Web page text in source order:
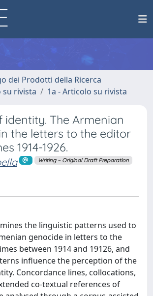
dei Prodotti della Ricerca
su rivista
1a - Articolo su rivista
identity. The Armenian
the letters to the editor
1914-1926.
Writing – Original Draft Preparation
the linguistic patterns used to
genocide in letters to the
between 1914 and 19126, and
influence the perception of the
Concordance lines, collocations,
co-textual references of